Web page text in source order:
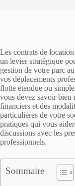
Les contrats de
un levier stratégique
gestion de votre parc
vos déplacements
flotte étendue ou
vous devez savoir bien
financiers et des
particulières de votre
pratiques qui vous
discussions avec les
professionnels.
Sommaire